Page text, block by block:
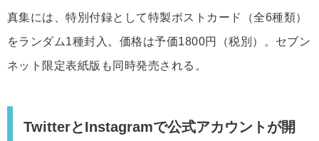
真集には、特別付録として特製ポストカード（全6種類）
をランダム1種封入。価格は予価1800円（税別）。セブン
ネット限定表紙版も同時発売される。
TwitterとInstagramで公式アカウントが開